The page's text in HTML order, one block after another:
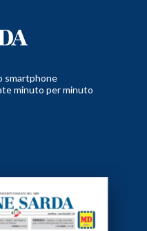
smartphone
minuto per minuto